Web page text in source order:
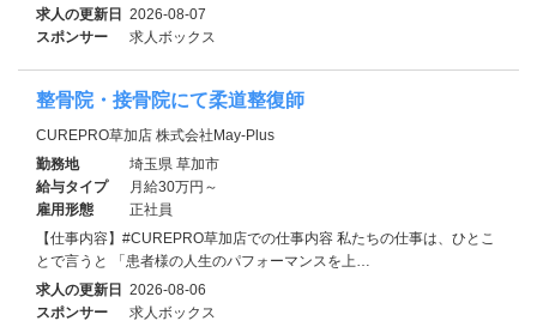
求人の更新日 2026-08-07
スポンサー
求人ボックス
整骨院・接骨院にて柔道整復師
CUREPRO草加店 株式会社May-Plus
勤務地
埼玉県 草加市
給与タイプ
月給30万円～
雇用形態
正社員
【仕事内容】#CUREPRO草加店での仕事内容 私たちの仕事は、ひとこ
とで言うと 「患者様の人生のパフォーマンスを上…
求人の更新日 2026-08-06
スポンサー
求人ボックス